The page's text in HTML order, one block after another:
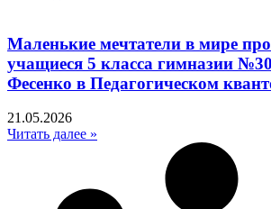
Маленькие мечтатели в мире
учащиеся 5 класса гимназии
Фесенко в Педагогическом
21.05.2026
Читать далее »